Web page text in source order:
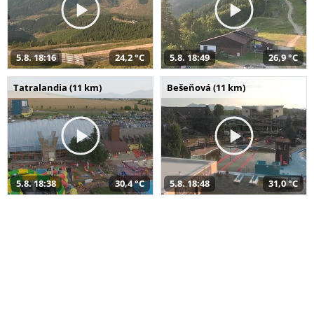
5.8. 18:16 24,2 °C 5.8. 18:49 26,9 °C
Tatralandia (11 km)
5.8. 18:38 30,4 °C
Bešeňová (11 km)
5.8. 18:48 31,0 °C